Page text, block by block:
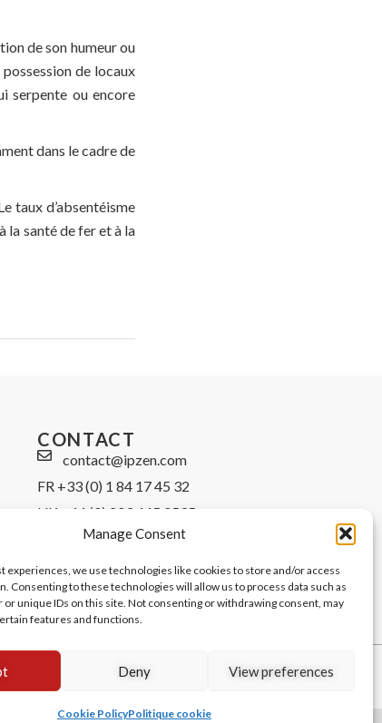
Manage Consent
experiences, we use technologies like cookies to store and/or access
Consenting to these technologies will allow us to process data such as
or unique IDs on this site. Not consenting or withdrawing consent, may
features and functions.
Deny View preferences
Cookie PolicyPolitique cookie
de son humeur ou
de locaux
serpente ou encore
dans le cadre de
taux d’absentéisme
la santé de fer et à la
CONTACT
contact@ipzen.com
FR +33 (0) 1 84 17 45 32
UK +44 (0) 203 445 0535